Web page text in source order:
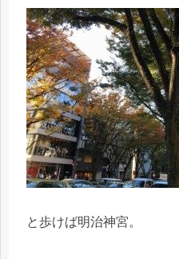
と歩けば明治神宮。